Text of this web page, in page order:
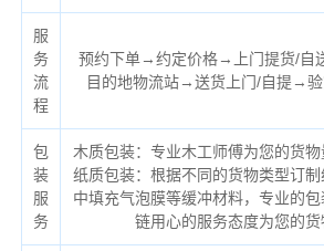
服
务
流
程
预约下单→约定价格→上门提货/自
目的地物流站→送货上门/自提→
包
装
服
务
木质包装：专业木工师傅为您的货物
纸质包装：根据不同的货物类型订
中填充气泡膜等缓冲材料，专业的
链用心的服务态度为您的